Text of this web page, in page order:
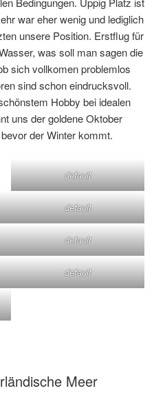
war eher wenig und lediglich
unsere Position. Erstflug für
was soll man sagen die
sich vollkomen problemlos
sind schon eindrucksvoll.
Hobby bei idealen
uns der goldene Oktober
der Winter kommt.
default
default
default
default
Meer